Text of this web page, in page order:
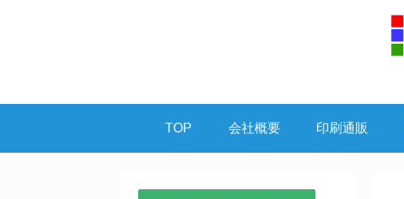
TOP 会社概要 印刷通販